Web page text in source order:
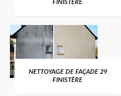
FINISTÈRE
NETTOYAGE DE FAÇADE 29
FINISTÈRE